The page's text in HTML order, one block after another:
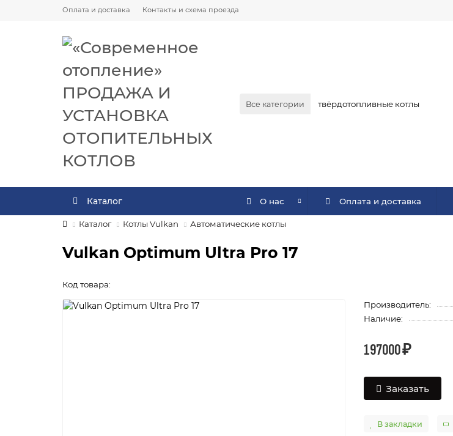
Оплата и доставка Контакты и схема проезда
Все категории
Каталог О нас Оплата и доставка
Каталог Котлы Vulkan Автоматические котлы
Vulkan Optimum Ultra Pro 17
Код товара:
Производитель:
Наличие:
197000 ₽
Заказать
В закладки